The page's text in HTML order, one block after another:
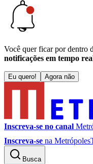
Você quer ficar por dentro
notificações em tempo
Eu quero! Agora não
Inscreva-se no canal
Inscreva-se na
Busca